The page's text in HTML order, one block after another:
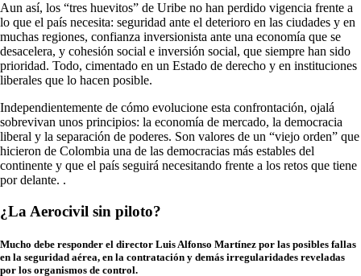
Aun así, los “tres huevitos” de Uribe no han perdido vigencia frente a
lo que el país necesita: seguridad ante el deterioro en las ciudades y en
muchas regiones, confianza inversionista ante una economía que se
desacelera, y cohesión social e inversión social, que siempre han sido
prioridad. Todo, cimentado en un Estado de derecho y en instituciones
liberales que lo hacen posible.
Independientemente de cómo evolucione esta confrontación, ojalá
sobrevivan unos principios: la economía de mercado, la democracia
liberal y la separación de poderes. Son valores de un “viejo orden” que
hicieron de Colombia una de las democracias más estables del
continente y que el país seguirá necesitando frente a los retos que tiene
por delante. .
¿La Aerocivil sin piloto?
Mucho debe responder el director Luis Alfonso Martínez por las posibles fallas
en la seguridad aérea, en la contratación y demás irregularidades reveladas
por los organismos de control.